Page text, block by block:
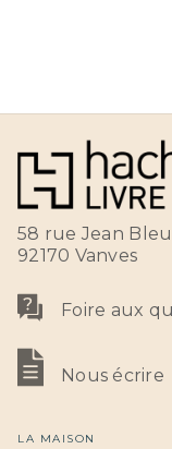
58 rue Jean
92170 Vanves
Foire aux
Nous écrire
LA MAISON